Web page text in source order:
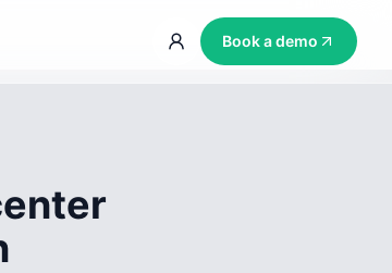
Book a demo